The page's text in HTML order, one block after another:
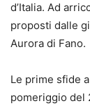
d’Italia. Ad
proposti dalle
Aurora di Fano.
Le prime sfide
pomeriggio del